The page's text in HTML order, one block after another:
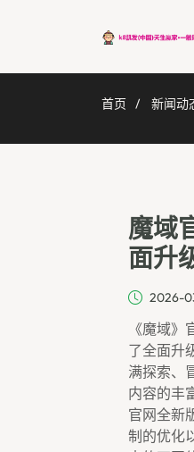
首页 新闻动
魔域
面升
2026-
《魔域
了全面升
满探索、
内容的丰
官网全新
制的优化